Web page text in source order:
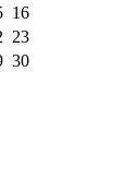
16
23
30